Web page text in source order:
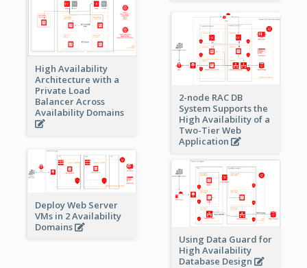
High Availability
Architecture with a
Private Load
Balancer Across
Availability Domains
2-node RAC DB
System Supports the
High Availability of a
Two-Tier Web
Application
Deploy Web Server
VMs in 2 Availability
Domains
Using Data Guard for
High Availability
Database Design